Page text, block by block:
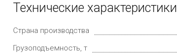
Технические характеристики
Страна производства
Грузоподъемность, т